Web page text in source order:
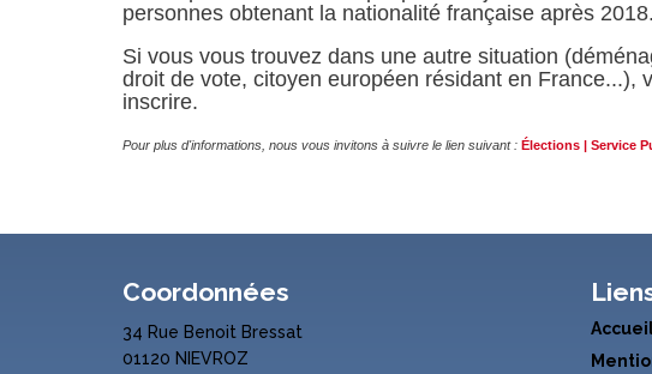
personnes obtenant la nationalité française après 2018.
Si vous vous trouvez dans une autre situation
droit de vote, citoyen européen résidant en France...),
inscrire.
Pour plus d'informations, nous vous invitons à suivre le lien suivant : Élections | Service
Coordonnées
34 Rue Benoit Bressat
01120 NIEVROZ